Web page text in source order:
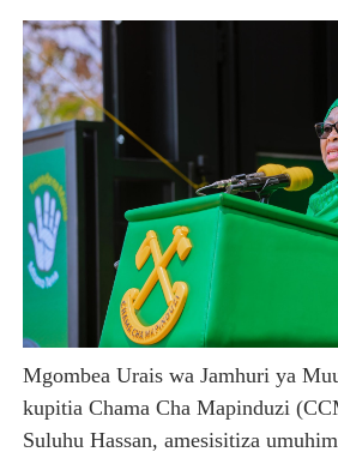
UKAGUZI WA MIGODI
MHE. CHANDE AIPONGEZA
NAIBU WAZIRI CHANDE
TBS YAHIMIZA WAJASIRIAMALI
WMA YAWAFUNDISHA WATOTO
TBS YAWAHIMIZA
NAIBU KATIBU MKUU UJENZI
DKT. MSONDE: TBA NI KITOVU
Mgombea Urais wa Jamhuri ya
kupitia Chama Cha Mapinduzi
Suluhu Hassan, amesisitiza